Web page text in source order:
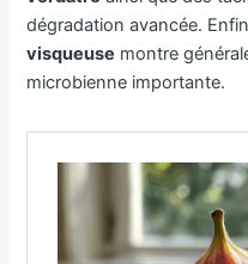
dégradation avancée.
visqueuse montre
microbienne importante.